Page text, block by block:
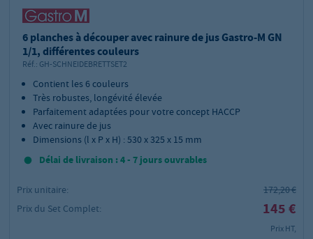
6 planches à découper avec rainure de jus Gastro-M GN
1/1, différentes couleurs
Réf.: GH-SCHNEIDEBRETTSET2
Contient les 6 couleurs
Très robustes, longévité élevée
Parfaitement adaptées pour votre concept HACCP
Avec rainure de jus
Dimensions (l x P x H) : 530 x 325 x 15 mm
Délai de livraison : 4 - 7 jours ouvrables
Prix unitaire:
172,20 €
Prix du Set Complet:
145 €
Prix HT,